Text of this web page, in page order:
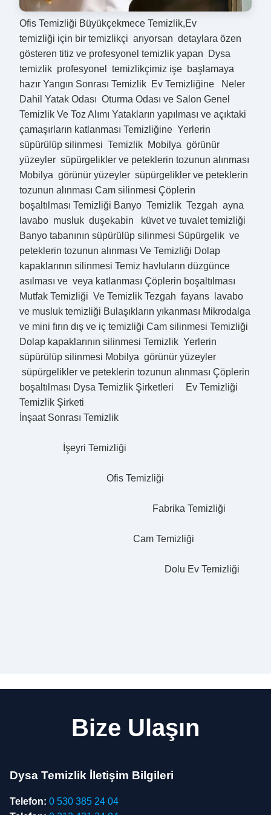
Ofis Temizliği Büyükçekmece Temizlik,Ev
temizliği için bir temizlikçi arıyorsan detaylara özen
gösteren titiz ve profesyonel temizlik yapan Dysa
temizlik profesyonel temizlikçimiz işe başlamaya
hazır Yangın Sonrası Temizlik Ev Temizliğine Neler
Dahil Yatak Odası Oturma Odası ve Salon Genel
Temizlik Ve Toz Alımı Yatakların yapılması ve açıktaki
çamaşırların katlanması Temizliğine Yerlerin
süpürülüp silinmesi Temizlik Mobilya görünür
yüzeyler süpürgelikler ve peteklerin tozunun alınması
Mobilya görünür yüzeyler süpürgelikler ve peteklerin
tozunun alınması Cam silinmesi Çöplerin
boşaltılması Temizliği Banyo Temizlik Tezgah ayna
lavabo musluk duşekabin küvet ve tuvalet temizliği
Banyo tabanının süpürülüp silinmesi Süpürgelik ve
peteklerin tozunun alınması Ve Temizliği Dolap
kapaklarının silinmesi Temiz havluların düzgünce
asılması ve veya katlanması Çöplerin boşaltılması
Mutfak Temizliği Ve Temizlik Tezgah fayans lavabo
ve musluk temizliği Bulaşıkların yıkanması Mikrodalga
ve mini fırın dış ve iç temizliği Cam silinmesi Temizliği
Dolap kapaklarının silinmesi Temizlik Yerlerin
süpürülüp silinmesi Mobilya görünür yüzeyler
süpürgelikler ve peteklerin tozunun alınması Çöplerin
boşaltılması Dysa Temizlik Şirketleri Ev Temizliği
Temizlik Şirketi
İnşaat Sonrası Temizlik
İşeyri Temizliği
Ofis Temizliği
Fabrika Temizliği
Cam Temizliği
Dolu Ev Temizliği
Bize Ulaşın
Dysa Temizlik İletişim Bilgileri
Telefon: 0 530 385 24 04